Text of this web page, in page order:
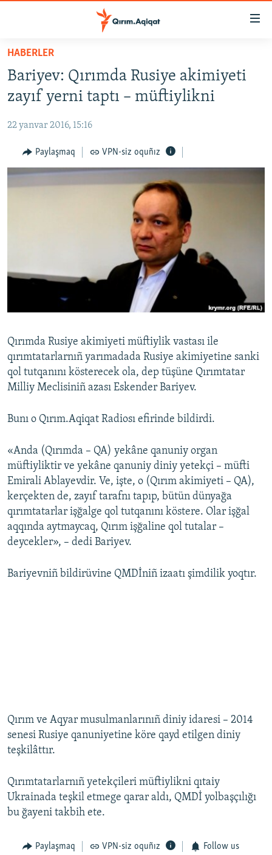
Esas
qaytmaq
Baş
navigatsiyağa
qaytmaq
qaytmaq
SİYASET
İQTİSADİYAT
CEMİYET
MEDENİYET
İNSAN AQLARI
Українською
QOŞULIÑIZ!
HABERLER
Bariyev: Qırımda Rusiye akimiyeti
zayıf yerni taptı – müftiylikni
22 yanvar 2016, 15:16
Paylaşmaq VPN-siz oquñız
Qırımda Rusiye akimiyeti müftiylik vastası ile
qırımtatarlarnıñ yarımadada Rusiye akimiyetine sanki
qol tutqanını kösterecek ola, dep tüşüne Qırımtatar
Milliy Meclisiniñ azası Eskender Bariyev.
Bunı o Qırım.Aqiqat Radiosı efirinde bildirdi.
«Anda (Qırımda – QA) yekâne qanuniy organ
müftiyliktir ve yekâne qanuniy diniy yetekçi – müfti
Emirali Ablayevdir. Ve, işte, o (Qırım akimiyeti – QA),
kerçekten de, zayıf tarafnı tapıp, bütün dünyağa
qırımtatarlar işğalge qol tutqanını köstere. Olar işğal
aqqında aytmaycaq, Qırım işğaline qol tutalar –
deycekler», – dedi Bariyev.
Bariyevniñ bildirüvine QMDİniñ izaatı şimdilik yoqtır.
Qırım ve Aqyar musulmanlarınıñ diniy idaresi – 2014
senesi Rusiye qanuniyetine köre qayd etilgen diniy
teşkilâttır.
Qırımtatarlarnıñ yetekçileri müftiylikni qıtaiy
Ukrainada teşkil etmege qarar aldı, QMDİ yolbaşçılığı
bu ğayeni takbih ete.
Paylaşmaq VPN-siz oquñız Follow us